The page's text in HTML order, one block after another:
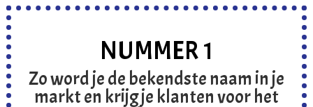
NUMMER 1
Zo word je de bekendste naam in je
markt en krijg je klanten voor het